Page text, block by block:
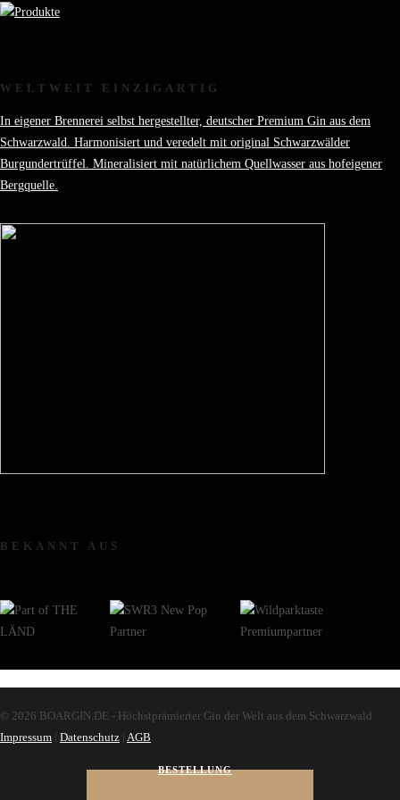
WELTWEIT EINZIGARTIG
In eigener Brennerei selbst hergestellter, deutscher Premium Gin aus dem
Schwarzwald. Harmonisiert und veredelt mit original Schwarzwälder
Burgundertrüffel. Mineralisiert mit natürlichem Quellwasser aus hofeigener
Bergquelle.
BEKANNT AUS
© 2026 BOARGIN.DE - Höchstprämierter Gin der Welt aus dem Schwarzwald
Impressum | Datenschutz | AGB
BESTELLUNG